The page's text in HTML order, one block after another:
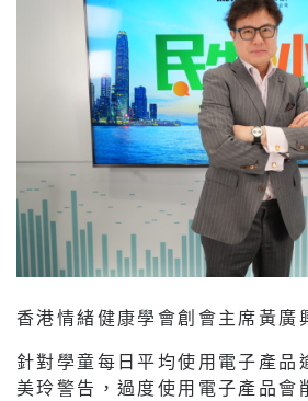
香港情緒健康學會創會主席黃廣
針對學童每日平均使用電子產品
美玲警告，過度使用電子產品會